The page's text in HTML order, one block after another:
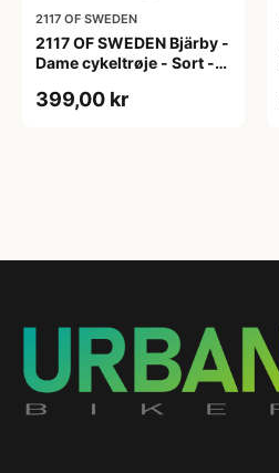
2117 OF SWEDEN
2117 OF SWEDEN Bjärby -
Dame cykeltrøje - Sort -
399,00 kr